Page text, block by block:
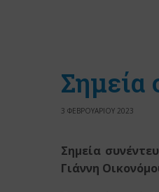
Σημεία
3 ΦΕΒΡΟΥΑΡΙΟΥ 2023
Σημεία
Γιάννη